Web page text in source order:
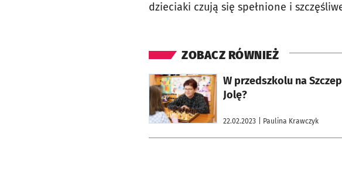
dzieciaki czują się spełnione i
ZOBACZ RÓWNIEŻ
W przedszkolu na
Jolę?
22.02.2023 | Paulina Krawczyk
otworzy się w nowej karcie